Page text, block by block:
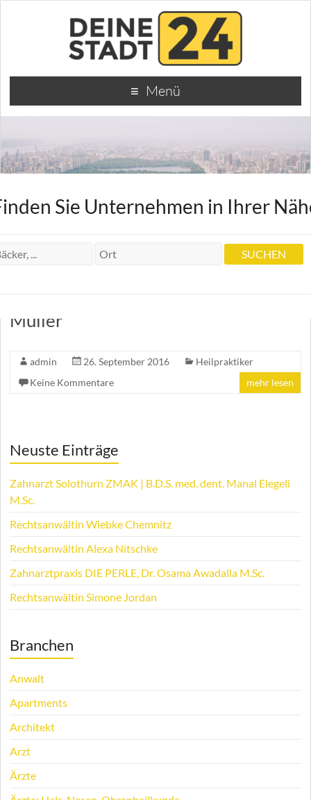
Menü
Sie Unternehmen in Ihrer
Müller
admin 26. September 2016
Heilpraktiker
Keine Kommentare
mehr lesen
Neuste Einträge
Zahnarzt Solothurn ZMAK | B.D.S. med. dent. Manal Elegeli
M.Sc.
Rechtsanwältin Wiebke Chemnitz
Rechtsanwältin Alexa Nitschke
Zahnarztpraxis DIE PERLE, Dr. Osama Awadalla M.Sc.
Rechtsanwältin Simone Jordan
Branchen
Anwalt
Apartments
Architekt
Arzt
Ärzte